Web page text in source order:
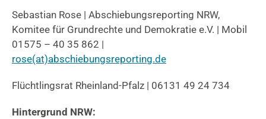
Sebastian Rose | Abschiebungsreporting NRW,
Komitee für Grundrechte und Demokratie e.V. | Mobil
01575 – 40 35 862 |
rose(at)abschiebungsreporting.de
Flüchtlingsrat Rheinland-Pfalz | 06131 49 24 734
Hintergrund NRW: